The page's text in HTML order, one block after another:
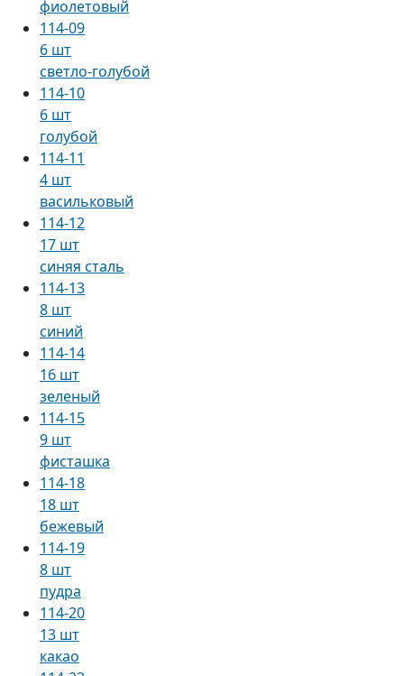
фиолетовый
114-09
6 шт
светло-голубой
114-10
6 шт
голубой
114-11
4 шт
васильковый
114-12
17 шт
синяя сталь
114-13
8 шт
синий
114-14
16 шт
зеленый
114-15
9 шт
фисташка
114-18
18 шт
бежевый
114-19
8 шт
пудра
114-20
13 шт
какао